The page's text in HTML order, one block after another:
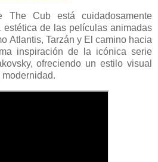
The Cub está cuidadosamente
de las películas animadas
Atlantis, Tarzán y El camino hacia
inspiración de la icónica serie
ofreciendo un estilo visual